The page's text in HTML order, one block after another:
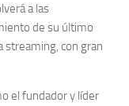
a las
de su último
streaming, con gran
el fundador y líder